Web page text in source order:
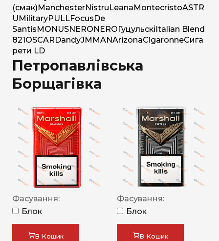
(смак) ManchesterNistru Leana MontecristoASTR
U MilitaryPULLFocus De
Santis MONUSNERO NERO Гуцульскі Italian Blend
821 OSCAR DandyJM MANArizonaCigaronneСига
рети LD
Петропавлівська
Борщагівка
Фасування:
Блок
В Кошик
Фасування:
Блок
В Кошик